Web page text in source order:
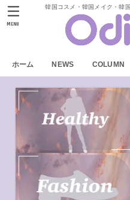
韓国コスメ・韓国メイク・韓
ホーム NEWS COLUMN
MENU